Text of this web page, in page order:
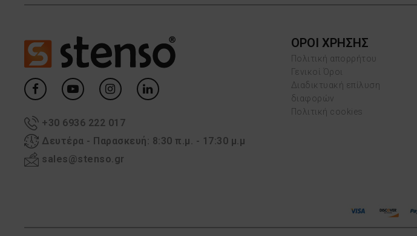
+30 6936 222 017
Δευτέρα - Παρασκευή: 8:30 π.μ. - 17:30 μ.μ
sales@stenso.gr
ΟΡΟΙ ΧΡΗΣΗΣ
Πολιτική απορρήτου
Γενικοί Όροι
Διαδικτυακή επίλυση
διαφορών
Πολιτική cookies